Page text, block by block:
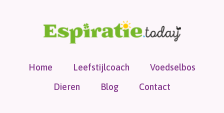
Home Leefstijlcoach
Voedselbos
Dieren
Blog Contact